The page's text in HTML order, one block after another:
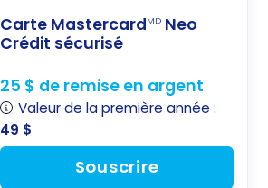
Carte MastercardMD Neo
Crédit sécurisé
25 $ de remise en argent
Valeur de la première année :
49 $
Souscrire